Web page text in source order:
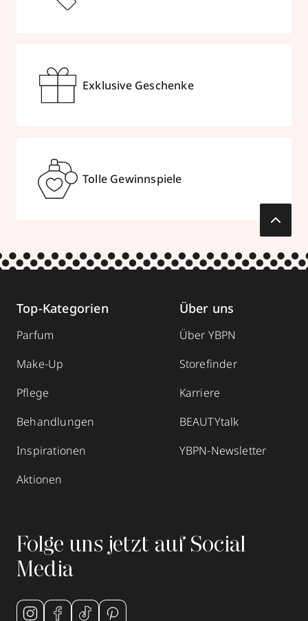
Exklusive Geschenke
Tolle Gewinnspiele
Top-Kategorien
Parfum
Make-Up
Pflege
Behandlungen
Inspirationen
Aktionen
Über uns
Über YBPN
Storefinder
Karriere
BEAUTYtalk
YBPN-Newsletter
Folge uns jetzt auf Social
Media